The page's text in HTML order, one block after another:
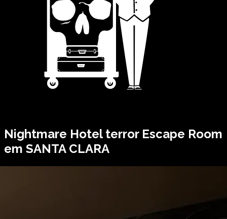
Nightmare Hotel terror Escape Room
em SANTA CLARA